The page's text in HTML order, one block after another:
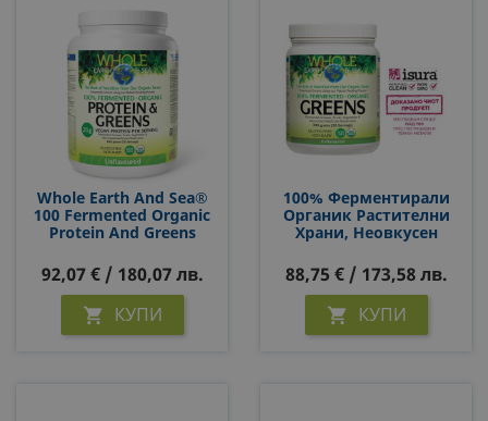
Whole Earth And Sea®
100 Fermented Organic
Protein And Greens
Пудра
92,07 € / 180,07 лв.
 КУПИ
100% Ферментирали
Органик Растителни
Храни, Неовкусен
Прах
88,75 € / 173,58 лв.
 КУПИ